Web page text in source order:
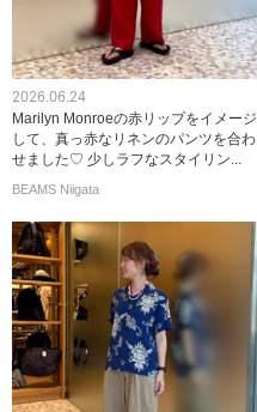
2026.06.24
Marilyn Monroeの赤リップをイメージ
して、真っ赤なリネンのパンツを合わ
せました♡ 少しラフなスタイリン...
BEAMS Niigata